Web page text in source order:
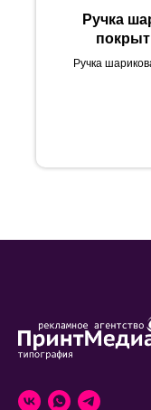
Ручка
Ручка